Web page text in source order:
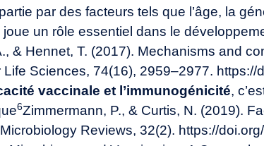
par des facteurs tels que l’âge, la
un rôle essentiel dans le
& Hennet, T. (2017). Mechanisms and
Sciences, 74(16), 2959–2977.
vaccinale et l’immunogénicité,
6Zimmermann, P., & Curtis, N. (2019).
Reviews, 32(2). https://